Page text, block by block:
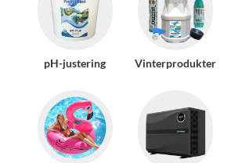
pH-justering Vinterprodukter